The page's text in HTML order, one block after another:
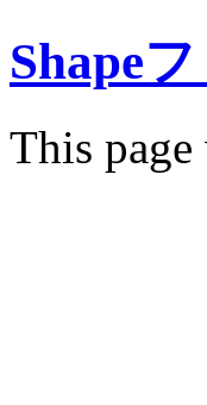
Shape
This